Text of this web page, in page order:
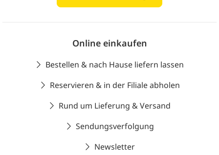
Online einkaufen
Bestellen & nach Hause liefern lassen
Reservieren & in der Filiale abholen
Rund um Lieferung & Versand
Sendungsverfolgung
Newsletter